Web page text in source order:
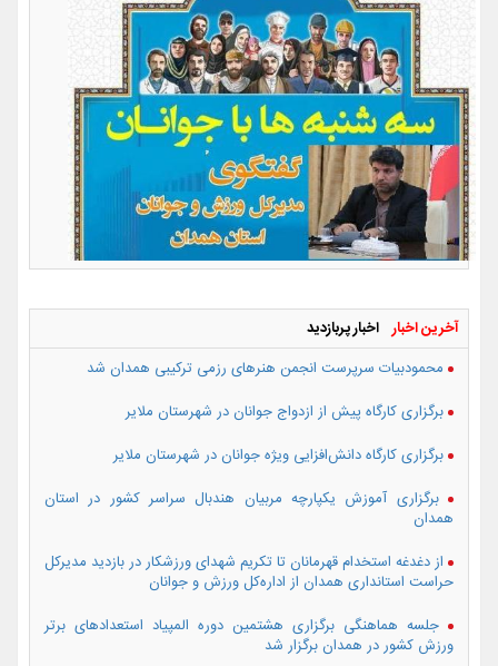
آخرین اخبار اخبار پربازدید
محمودبیات سرپرست انجمن هنرهای رزمی ترکیبی همدان شد
برگزاری کارگاه پیش از ازدواج جوانان در شهرستان ملایر
برگزاری کارگاه دانش‌افزایی ویژه جوانان در شهرستان ملایر
برگزاری آموزش یکپارچه مربیان هندبال سراسر کشور در استان
همدان
از دغدغه استخدام قهرمانان تا تکریم شهدای ورزشکار در بازدید مدیرکل
حراست استانداری همدان از اداره‌کل ورزش و جوانان
جلسه هماهنگی برگزاری هشتمین دوره المپیاد استعدادهای برتر
ورزش کشور در همدان برگزار شد